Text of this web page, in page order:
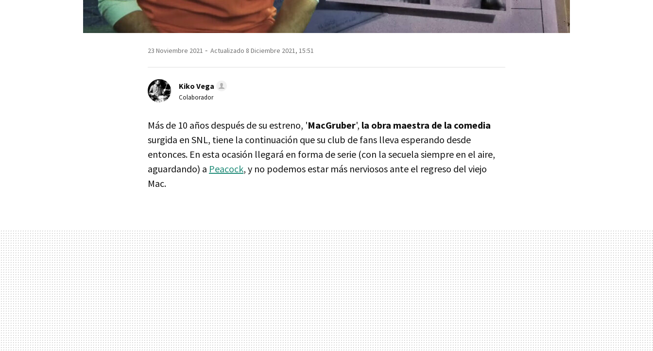
23 Noviembre 2021 Actualizado 8 Diciembre 2021, 15:51
Kiko Vega
Colaborador
Más de 10 años después de su estreno, 'MacGruber', la obra maestra de la comedia
surgida en SNL, tiene la continuación que su club de fans lleva esperando desde
entonces. En esta ocasión llegará en forma de serie (con la secuela siempre en el aire,
aguardando) a Peacock, y no podemos estar más nerviosos ante el regreso del viejo
Mac.